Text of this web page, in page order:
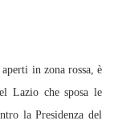
in zona rossa, è
Lazio che sposa le
la Presidenza del